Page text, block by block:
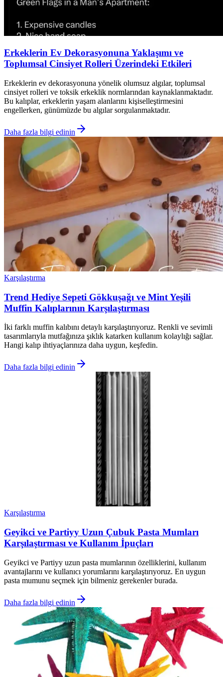
Erkeklerin Ev Dekorasyonuna Yaklaşımı ve
Toplumsal Cinsiyet Rolleri Üzerindeki Etkileri
Erkeklerin ev dekorasyonuna yönelik olumsuz algılar, toplumsal
cinsiyet rolleri ve toksik erkeklik normlarından kaynaklanmaktadır.
Bu kalıplar, erkeklerin yaşam alanlarını kişiselleştirmesini
engellerken, günümüzde bu algılar sorgulanmaktadır.
Daha fazla bilgi edinin
Karşılaştırma
Trend Hediye Sepeti Gökkuşağı ve Mint Yeşili
Muffin Kalıplarının Karşılaştırması
İki farklı muffin kalıbını detaylı karşılaştırıyoruz. Renkli ve sevimli
tasarımlarıyla mutfağınıza şıklık katarken kullanım kolaylığı sağlar.
Hangi kalıp ihtiyaçlarınıza daha uygun, keşfedin.
Daha fazla bilgi edinin
Karşılaştırma
Geyikci ve Partiyy Uzun Çubuk Pasta Mumları
Karşılaştırması ve Kullanım İpuçları
Geyikci ve Partiyy uzun pasta mumlarının özelliklerini, kullanım
avantajlarını ve kullanıcı yorumlarını karşılaştırıyoruz. En uygun
pasta mumunu seçmek için bilmeniz gerekenler burada.
Daha fazla bilgi edinin